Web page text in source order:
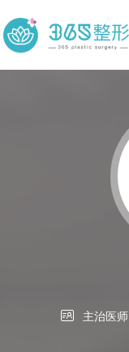
 主治医师